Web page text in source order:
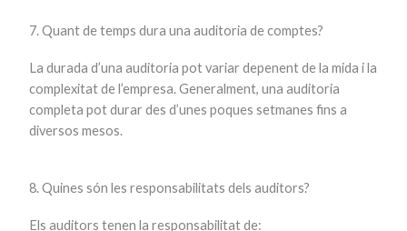
7. Quant de temps dura una auditoria de comptes?
La durada d’una auditoria pot variar depenent de la mida i la
complexitat de l’empresa. Generalment, una auditoria
completa pot durar des d’unes poques setmanes fins a
diversos mesos.
8. Quines són les responsabilitats dels auditors?
Els auditors tenen la responsabilitat de: